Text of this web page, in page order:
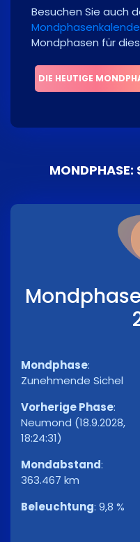
Besuchen Sie auch
Mondphasen für
DIE HEUTIGE
MONDPHASE:
Mondphase:
Zunehmende Sichel
Vorherige Phase:
Neumond (18.9.2028,
18:24:31)
Mondabstand:
363.467 km
Beleuchtung: 9,8 %